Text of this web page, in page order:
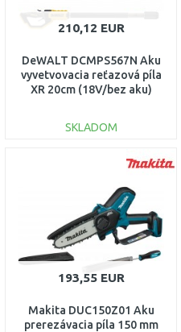
210,12 EUR
DeWALT DCMPS567N Aku
vyvetvovacia reťazová píla
XR 20cm (18V/bez aku)
SKLADOM
DO KOŠÍKA
Porovnať
193,55 EUR
Makita DUC150Z01 Aku
prerezávacia píla 150 mm